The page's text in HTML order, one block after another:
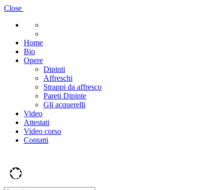
Close
Home
Bio
Opere
Dipinti
Affreschi
Strappi da affresco
Pareti Dipinte
Gli acquerelli
Video
Attestati
Video corso
Contatti